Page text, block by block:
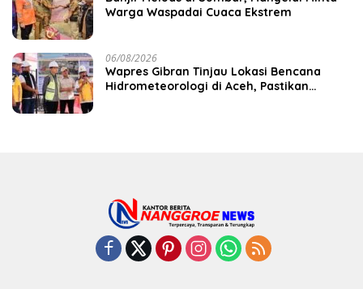
Warga Waspadai Cuaca Ekstrem
06/08/2026
Wapres Gibran Tinjau Lokasi Bencana
Hidrometeorologi di Aceh, Pastikan